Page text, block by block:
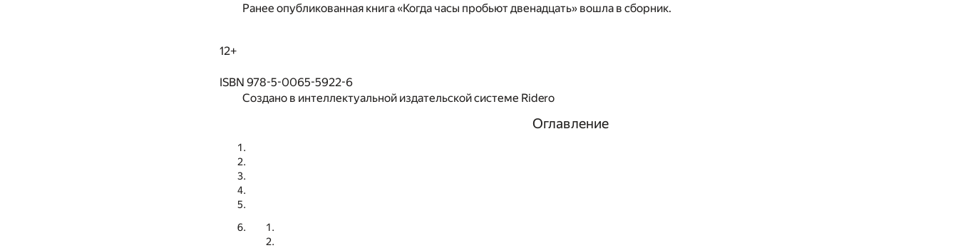
Ранее опубликованная книга «Когда часы пробьют двенадцать» вошла в сборник.
12+
ISBN 978-5-0065-5922-6
Создано в интеллектуальной издательской системе Ridero
Оглавление